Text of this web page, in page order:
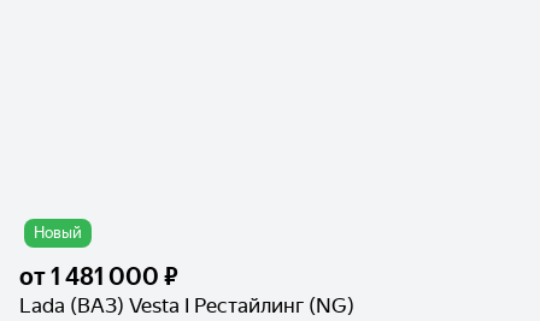
Новый
от1 481 000 ₽
Lada (ВАЗ) Vesta I Рестайлинг (NG)